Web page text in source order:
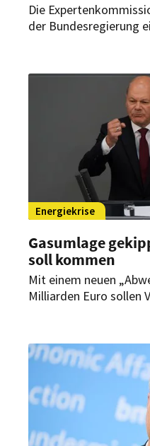
Die
der Bundesregierung
Hotelbranche zugute.
Energiekrise
Gasumlage
soll kommen
Mit einem neuen
Milliarden Euro sollen
Energiepreise
Gasumlage kommt